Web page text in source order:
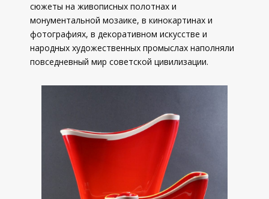
сюжеты на живописных полотнах и
монументальной мозаике, в кинокартинах и
фотографиях, в декоративном искусстве и
народных художественных промыслах наполняли
повседневный мир советской цивилизации.